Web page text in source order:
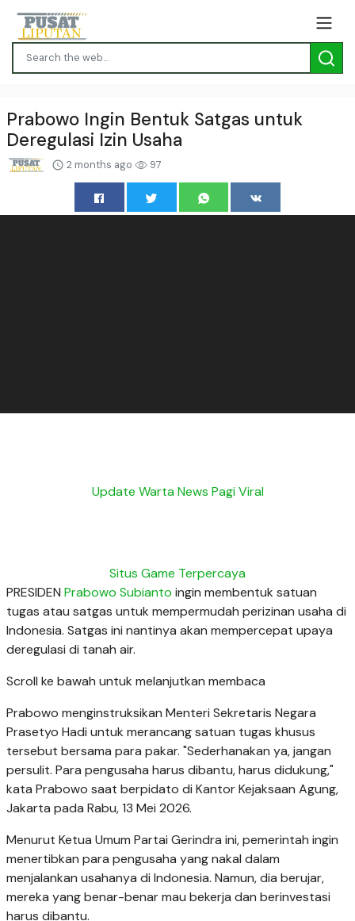
Prabowo Ingin Bentuk Satgas untuk
Deregulasi Izin Usaha
2 months ago 97
Update Warta News Pagi Viral
Situs Game Terpercaya
PRESIDEN Prabowo Subianto ingin membentuk satuan
tugas atau satgas untuk mempermudah perizinan usaha di
Indonesia. Satgas ini nantinya akan mempercepat upaya
deregulasi di tanah air.
Scroll ke bawah untuk melanjutkan membaca
Prabowo menginstruksikan Menteri Sekretaris Negara
Prasetyo Hadi untuk merancang satuan tugas khusus
tersebut bersama para pakar. "Sederhanakan ya, jangan
persulit. Para pengusaha harus dibantu, harus didukung,"
kata Prabowo saat berpidato di Kantor Kejaksaan Agung,
Jakarta pada Rabu, 13 Mei 2026.
Menurut Ketua Umum Partai Gerindra ini, pemerintah ingin
menertibkan para pengusaha yang nakal dalam
menjalankan usahanya di Indonesia. Namun, dia berujar,
mereka yang benar-benar mau bekerja dan berinvestasi
harus dibantu.